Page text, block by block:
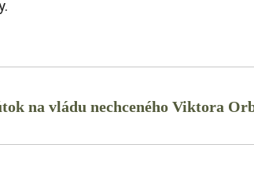
na vládu nechceného Viktora